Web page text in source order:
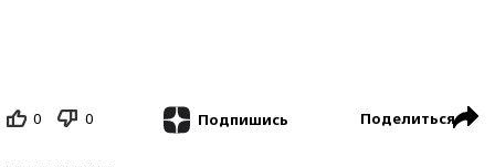
0 0 Подпишись Поделиться